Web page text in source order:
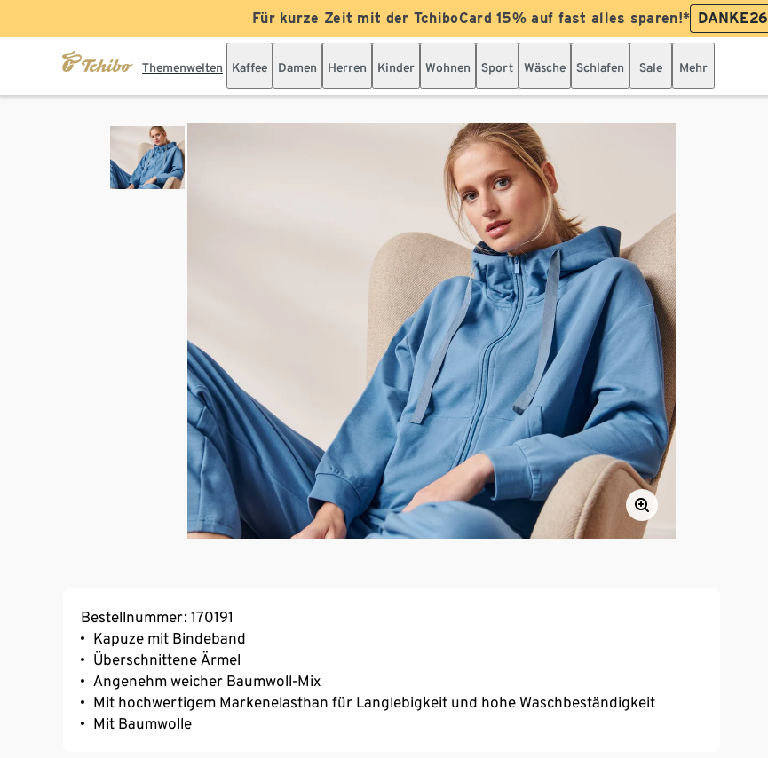
Für kurze Zeit mit der TchiboCard 15% auf fast alles sparen!* DANKE26
Themenwelten Kaffee Damen Herren Kinder Wohnen Sport Wäsche Schlafen Sale Mehr
Bestellnummer: 170191
Kapuze mit Bindeband
Überschnittene Ärmel
Angenehm weicher Baumwoll-Mix
Mit hochwertigem Markenelasthan für Langlebigkeit und hohe Waschbeständigkeit
Mit Baumwolle